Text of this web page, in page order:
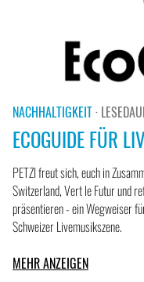
NACHHALTIGKEIT·
ECOGUIDE FÜR
PETZI freut sich, euch in
Switzerland, Vert le Futur und
präsentieren - ein Wegweiser
Schweizer Livemusikszene.
MEHR ANZEIGEN